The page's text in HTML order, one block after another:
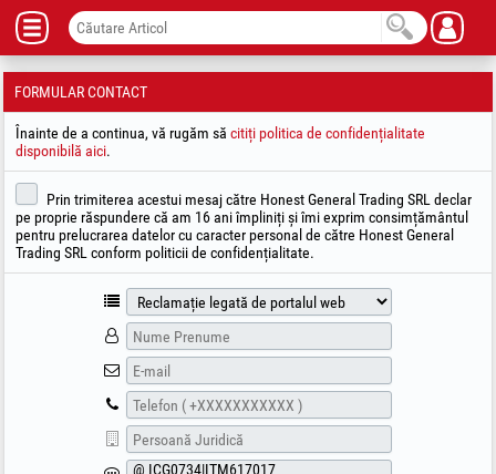
FORMULAR CONTACT
Înainte de a continua, vă rugăm să citiți politica de confidențialitate
disponibilă aici.
Prin trimiterea acestui mesaj către Honest General Trading SRL declar
pe proprie răspundere că am 16 ani împliniți și îmi exprim consimțământul
pentru prelucrarea datelor cu caracter personal de către Honest General
Trading SRL conform politicii de confidențialitate.